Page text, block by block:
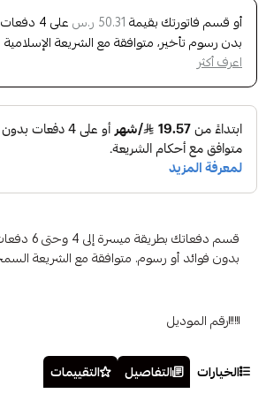
أو قسم فاتورتك بقيمة 50.31 ر.س على4 دفعات
بدون رسوم تأخير، متوافقة مع الشريعة الإسلامية
اعرف أكثر
قسم دفعاتك بطريقة ميسرة إلى
بدون فوائد أو رسوم. متوافقة مع الشريعة
رقم الموديل
الخيارات التفاصيل التقييمات